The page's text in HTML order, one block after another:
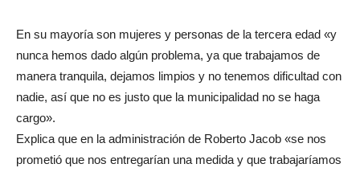
En su mayoría son mujeres y personas de la tercera edad «y
nunca hemos dado algún problema, ya que trabajamos de
manera tranquila, dejamos limpios y no tenemos dificultad con
nadie, así que no es justo que la municipalidad no se haga
cargo».
Explica que en la administración de Roberto Jacob «se nos
prometió que nos entregarían una medida y que trabajaríamos